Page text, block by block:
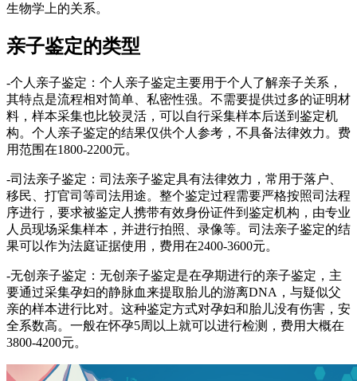
生物学上的关系。
亲子鉴定的类型
-个人亲子鉴定：个人亲子鉴定主要用于个人了解亲子关系，
其特点是流程相对简单、私密性强。不需要提供过多的证明材
料，样本采集也比较灵活，可以自行采集样本后送到鉴定机
构。个人亲子鉴定的结果仅供个人参考，不具备法律效力。费
用范围在1800-2200元。
-司法亲子鉴定：司法亲子鉴定具有法律效力，常用于落户、
移民、打官司等司法用途。整个鉴定过程需要严格按照司法程
序进行，要求被鉴定人携带有效身份证件到鉴定机构，由专业
人员现场采集样本，并进行拍照、录像等。司法亲子鉴定的结
果可以作为法庭证据使用，费用在2400-3600元。
-无创亲子鉴定：无创亲子鉴定是在孕期进行的亲子鉴定，主
要通过采集孕妇的静脉血来提取胎儿的游离DNA，与疑似父
亲的样本进行比对。这种鉴定方式对孕妇和胎儿没有伤害，安
全系数高。一般在怀孕5周以上就可以进行检测，费用大概在
3800-4200元。